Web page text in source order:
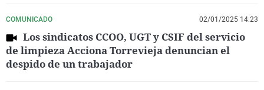
COMUNICADO 02/01/2025 14:23
Los sindicatos CCOO, UGT y CSIF del servicio
de limpieza Acciona Torrevieja denuncian el
despido de un trabajador